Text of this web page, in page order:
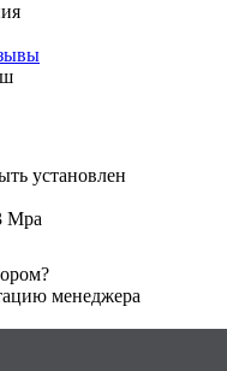
установлен
Mpa
менеджера